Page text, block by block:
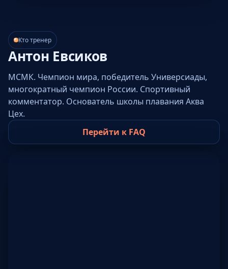
Кто тренер
Антон Евсиков
МСМК. Чемпион мира, победитель Универсиады,
многократный чемпион России. Спортивный
комментатор. Основатель школы плавания Аква
Цех.
Перейти к FAQ